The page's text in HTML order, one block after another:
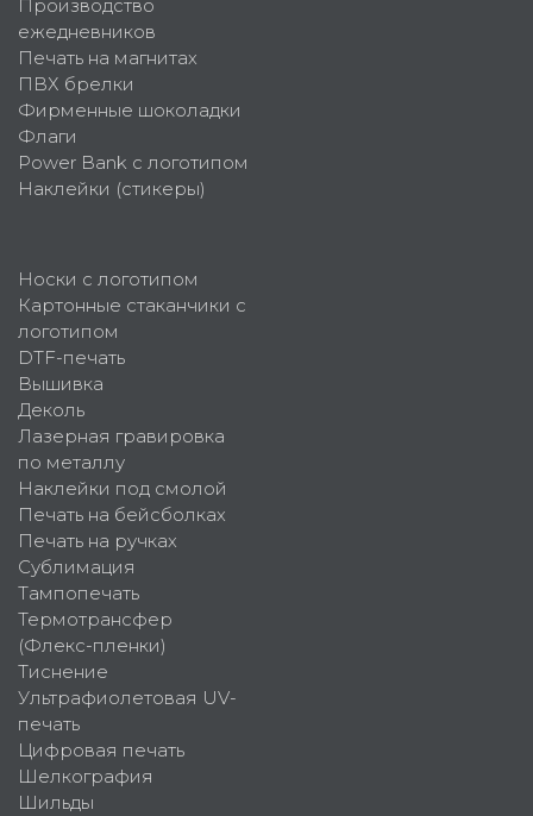
Производство
ежедневников
Печать на магнитах
ПВХ брелки
Фирменные шоколадки
Флаги
Power Bank с логотипом
Наклейки (стикеры)
Носки с логотипом
Картонные стаканчики с
логотипом
DTF-печать
Вышивка
Деколь
Лазерная гравировка
по металлу
Наклейки под смолой
Печать на бейсболках
Печать на ручках
Сублимация
Тампопечать
Термотрансфер
(Флекс-пленки)
Тиснение
Ультрафиолетовая UV-
печать
Цифровая печать
Шелкография
Шильды